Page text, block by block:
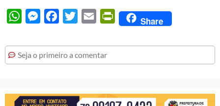
WhatsAppMessengerFacebook
Twitter Email PrintFriendly
Share
Seja o primeiro a comentar